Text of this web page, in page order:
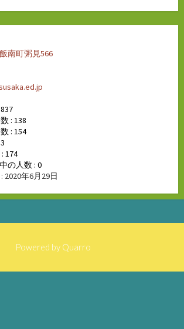
南町粥見566
: 138
: 154
174
の人数 : 0
2020年6月29日
Powered by Quarro